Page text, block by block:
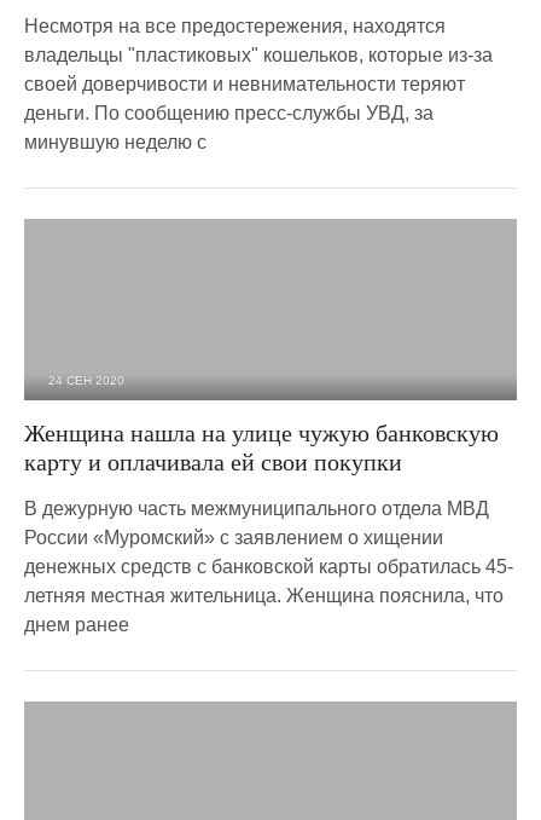
Несмотря на все предостережения, находятся
владельцы "пластиковых" кошельков, которые из-за
своей доверчивости и невнимательности теряют
деньги. По сообщению пресс-службы УВД, за
минувшую неделю с
24 СЕН 2020
Женщина нашла на улице чужую банковскую
карту и оплачивала ей свои покупки
В дежурную часть межмуниципального отдела МВД
России «Муромский» с заявлением о хищении
денежных средств с банковской карты обратилась 45-
летняя местная жительница. Женщина пояснила, что
днем ранее